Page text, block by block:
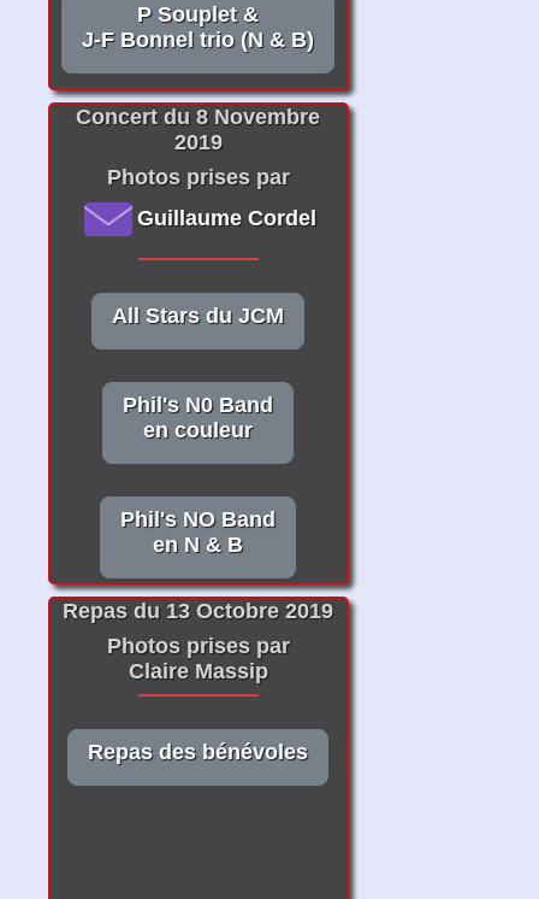
P Souplet &
J-F Bonnel trio (N & B)
Concert du 8 Novembre
2019
Photos prises par
Guillaume Cordel
All Stars du JCM
Phil's N0 Band
en couleur
Phil's NO Band
en N & B
Repas du 13 Octobre 2019
Photos prises par
Claire Massip
Repas des bénévoles